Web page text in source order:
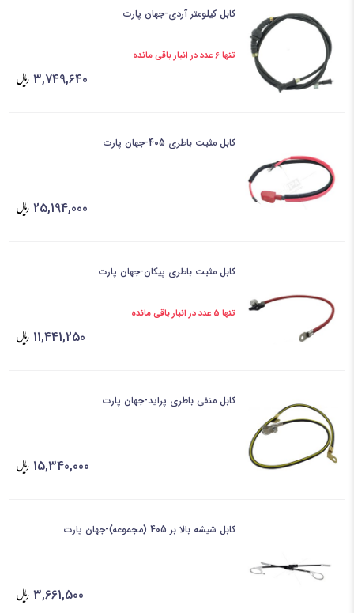
کابل کیلومتر آردی-جهان پارت
تنها 6 عدد در انبار باقی مانده
3,749,640
کابل مثبت باطری 405-جهان پارت
25,194,000
کابل مثبت باطری پیکان-جهان پارت
تنها 5 عدد در انبار باقی مانده
11,441,250
کابل منفی باطری پراید-جهان پارت
15,340,000
کابل شیشه بالا بر 405 (مجموعه)-جهان پارت
3,661,500